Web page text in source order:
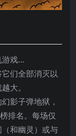
游戏…
们全部消灭以
大。
影子弹地狱，
排名。每场仅
和幽灵）或与